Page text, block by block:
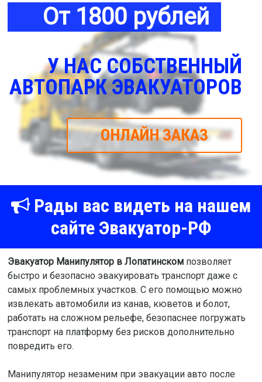
От 1800 рублей
У НАС СОБСТВЕННЫЙ
АВТОПАРК ЭВАКУАТОРОВ
ОНЛАЙН ЗАКАЗ
Рады вас видеть на нашем
сайте Эвакуатор-РФ
Эвакуатор Манипулятор в Лопатинскомпозволяет
быстро и безопасно эвакуировать транспорт даже с
самых проблемных участков. С его помощью можно
извлекать автомобили из канав, кюветов и болот,
работать на сложном рельефе, безопаснее погружать
транспорт на платформу без рисков дополнительно
повредить его.
Манипулятор незаменим при эвакуации авто после